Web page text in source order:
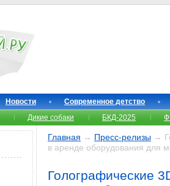
Новости
Современное детство
Дикие собаки БКД-2025
Главная → Пресс-релизы →
в аренде оборудования для
Голографические